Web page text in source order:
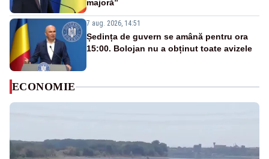
majoră”
7 aug. 2026, 14:51
Ședința de guvern se amână pentru ora
15:00. Bolojan nu a obținut toate avizele
ECONOMIE